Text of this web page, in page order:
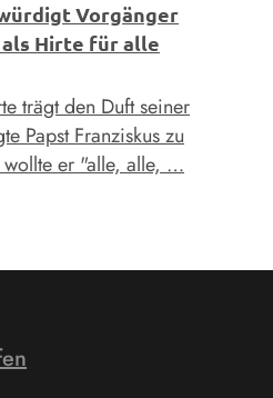
Vorgänger
als Hirte für alle
trägt den Duft seiner
Papst Franziskus zu
wollte er "alle, alle, …